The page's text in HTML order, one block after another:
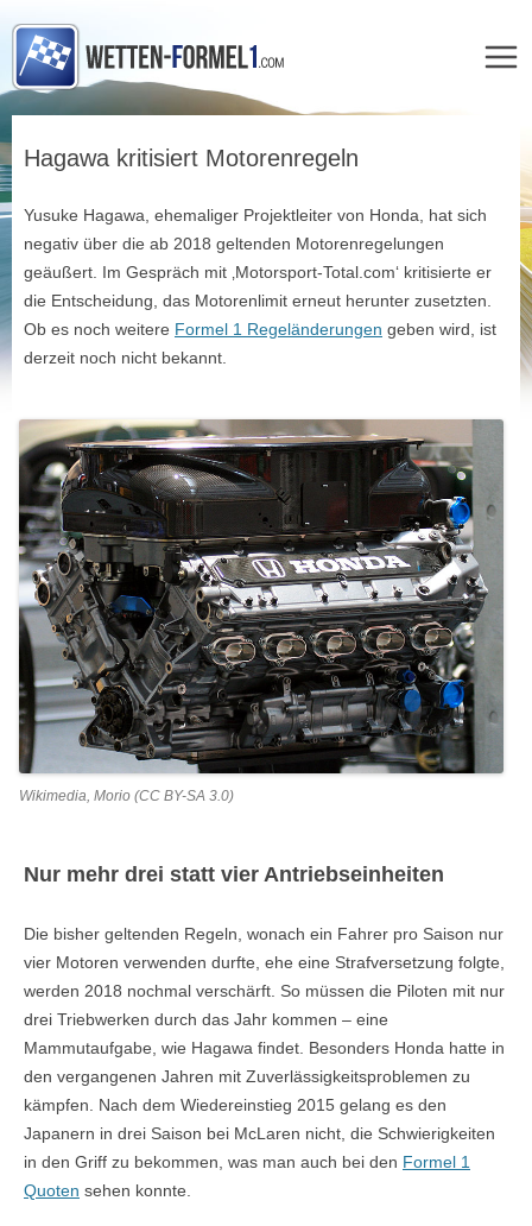
springen
Hagawa kritisiert Motorenregeln
Yusuke Hagawa, ehemaliger Projektleiter von Honda, hat sich
negativ über die ab 2018 geltenden Motorenregelungen
geäußert. Im Gespräch mit ‚Motorsport-Total.com‘ kritisierte er
die Entscheidung, das Motorenlimit erneut herunter zusetzten.
Ob es noch weitere Formel 1 Regeländerungen geben wird, ist
derzeit noch nicht bekannt.
Wikimedia, Morio (CC BY-SA 3.0)
Nur mehr drei statt vier Antriebseinheiten
Die bisher geltenden Regeln, wonach ein Fahrer pro Saison nur
vier Motoren verwenden durfte, ehe eine Strafversetzung folgte,
werden 2018 nochmal verschärft. So müssen die Piloten mit nur
drei Triebwerken durch das Jahr kommen – eine
Mammutaufgabe, wie Hagawa findet. Besonders Honda hatte in
den vergangenen Jahren mit Zuverlässigkeitsproblemen zu
kämpfen. Nach dem Wiedereinstieg 2015 gelang es den
Japanern in drei Saison bei McLaren nicht, die Schwierigkeiten
in den Griff zu bekommen, was man auch bei den Formel 1
Quoten sehen konnte.